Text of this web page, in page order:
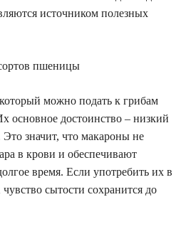
источником полезных
пшеницы
можно подать к грибам
основное достоинство – низкий
значит, что макароны не
в крови и обеспечивают
время. Если употребить их в
сытости сохранится до